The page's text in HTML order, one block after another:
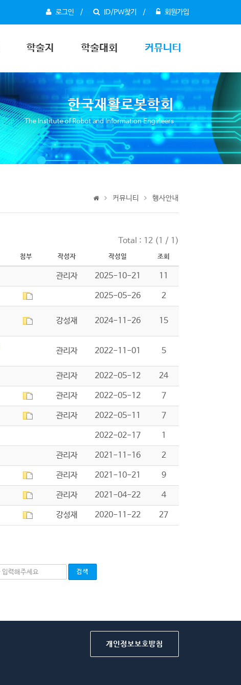
로그인 ID/PW찾기 회원가입
학술지 학술대회 커뮤니티
한국재활로봇학회
The Institute of Robot and Information Engineers
커뮤니티 행사안내
Total : 12 (1 / 1)
첨부 작성자 작성일 조회
관리자 2025-10-21 11
2025-05-26 2
강성재 2024-11-26 15
관리자 2022-11-01 5
관리자 2022-05-12 24
관리자 2022-05-12 7
관리자 2022-05-11 7
2022-02-17 1
관리자 2021-11-16 2
관리자 2021-10-21 9
관리자 2021-04-22 4
강성재 2020-11-22 27
개인정보보호방침